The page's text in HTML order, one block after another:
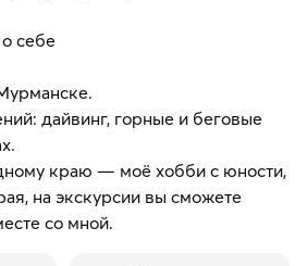
себе
дайвинг, горные и беговые
краю — моё хобби с юности,
на экскурсии вы сможете
со мной.